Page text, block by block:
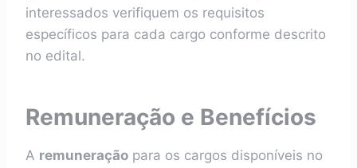
interessados verifiquem os requisitos
específicos para cada cargo conforme descrito
no edital.
Remuneração e Benefícios
A remuneração para os cargos disponíveis no